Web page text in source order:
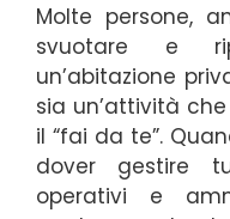
Molte persone,
svuotare e
un’abitazione
sia un’attività
il “fai da te”.
dover gestire
operativi e